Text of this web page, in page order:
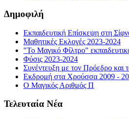
Δημοφιλή
Εκπαιδευτική Επίσκεψη στη
Μαθητικές Εκλογές 2023-2024
"Το Μαγικό Φίλτρο"
Φύσις 2023-2024
Συνέντευξη με τον Πρόεδρο και
Εκδρομή στα Χρούσσα 2009 -
Ο Μαγικός Αριθμός Π
Τελευταία Νέα